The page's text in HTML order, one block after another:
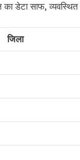
डेटा साफ,
जिला